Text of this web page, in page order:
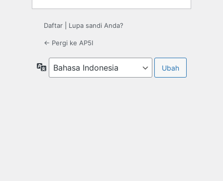
Daftar Lupa sandi Anda?
← Pergi ke AP5I
Bahasa